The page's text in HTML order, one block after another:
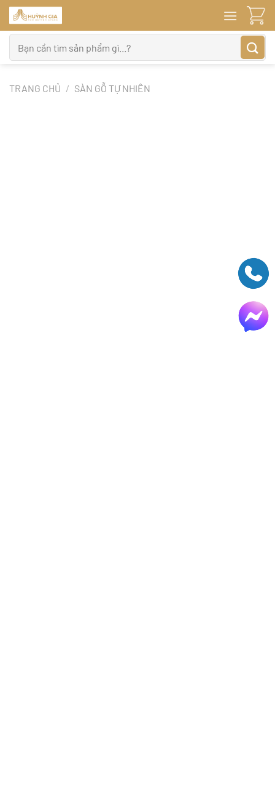
Bỏ
qua
nội
dung
kiếm:
TRANG CHỦ / SÀN GỖ TỰ NHIÊN